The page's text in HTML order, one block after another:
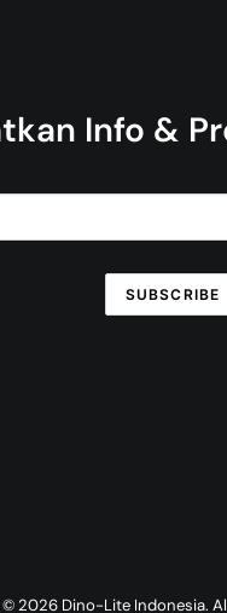
Info &
© 2026 Dino-Lite Indonesia.